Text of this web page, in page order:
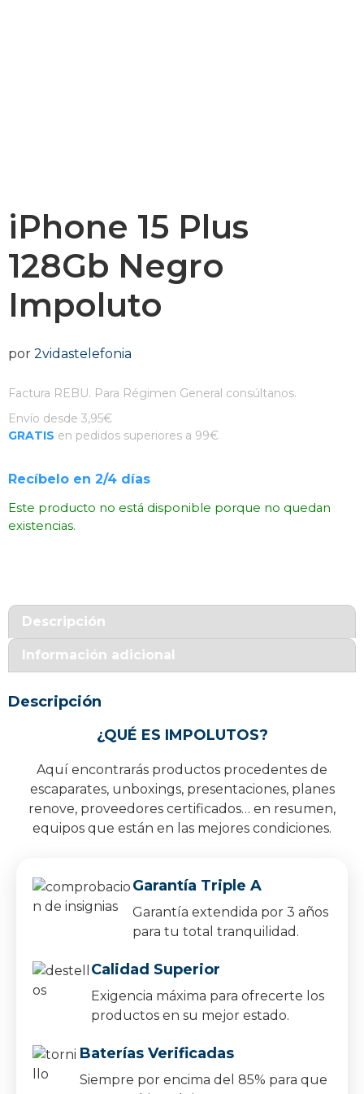
iPhone 15 Plus
128Gb Negro
Impoluto
por 2vidastelefonia
Factura REBU. Para Régimen General consúltanos.
Envío desde 3,95€
GRATIS en pedidos superiores a 99€
Recíbelo en 2/4 días
Este producto no está disponible porque no quedan
existencias.
Descripción
Información adicional
Descripción
¿QUÉ ES IMPOLUTOS?
Aquí encontrarás productos procedentes de
escaparates, unboxings, presentaciones, planes
renove, proveedores certificados… en resumen,
equipos que están en las mejores condiciones.
Garantía Triple A
Garantía extendida por 3 años
para tu total tranquilidad.
Calidad Superior
Exigencia máxima para ofrecerte los
productos en su mejor estado.
Baterías Verificadas
Siempre por encima del 85% para que